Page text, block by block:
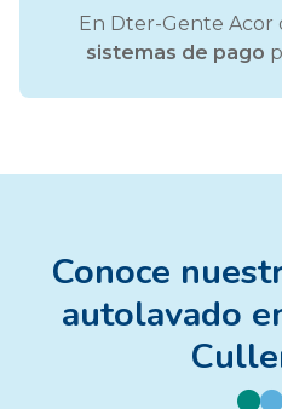
En Dter-Gente Acor
sistemas de pago
Conoce
autolavado